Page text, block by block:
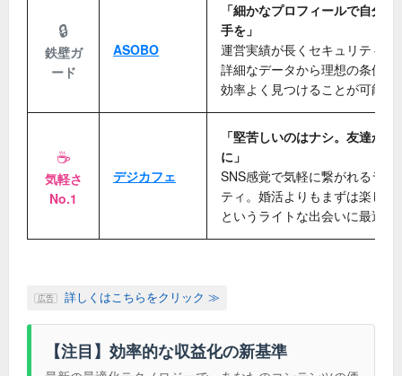
🔒
鉄壁ガ
ード
ASOBO
「細かなプロフィールで自分
手を」
運営実績が長くセキュリティが
詳細なデータから理想の条件に
効率よく見つけることが可能で
☕
気軽さ
No.1
デジカフェ
「堅苦しいのはナシ。友達か
に」
SNS感覚で気軽に繋がれるライ
ティ。婚活よりもまずは楽しく
というライトな出会いに最適。
広告 詳しくはこちらをクリック ≫
【注目】効率的な収益化の新基準